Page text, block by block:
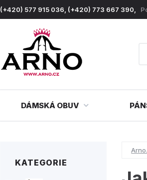
(+420) 577 915 036, (+420) 773 667 390,
DÁMSKÁ OBUV
KATEGORIE